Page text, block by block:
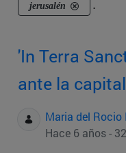
jerusalén .
'In Terra
ante la
Maria del Rocio
Hace 6 años -